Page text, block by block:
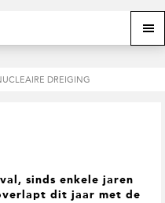
M
DREIGING
sinds enkele jaren
dit jaar met de